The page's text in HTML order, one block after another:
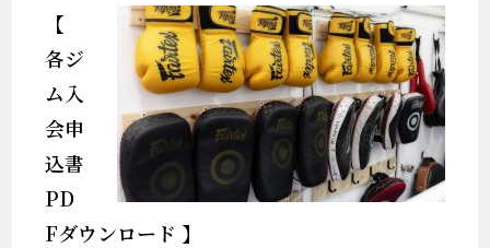
【
各ジ
ム入
会申
込書
PD
Fダウンロード 】